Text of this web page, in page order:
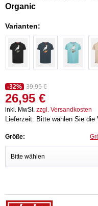
Organic
Varianten:
-32% 39,95 €
26,95 €
inkl. MwSt. zzgl. Versandkosten
Lieferzeit: Bitte wählen Sie die
Größe: